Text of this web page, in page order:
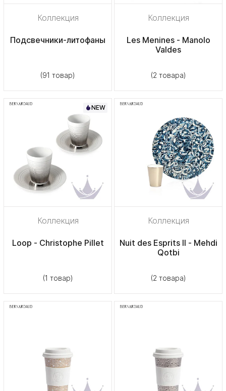
Коллекция
Подсвечники-литофаны
(91 товар)
Коллекция
Les Menines - Manolo
Valdes
(2 товара)
NEW
Коллекция
Loop - Christophe Pillet
(1 товар)
Коллекция
Nuit des Esprits II - Mehdi
Qotbi
(2 товара)